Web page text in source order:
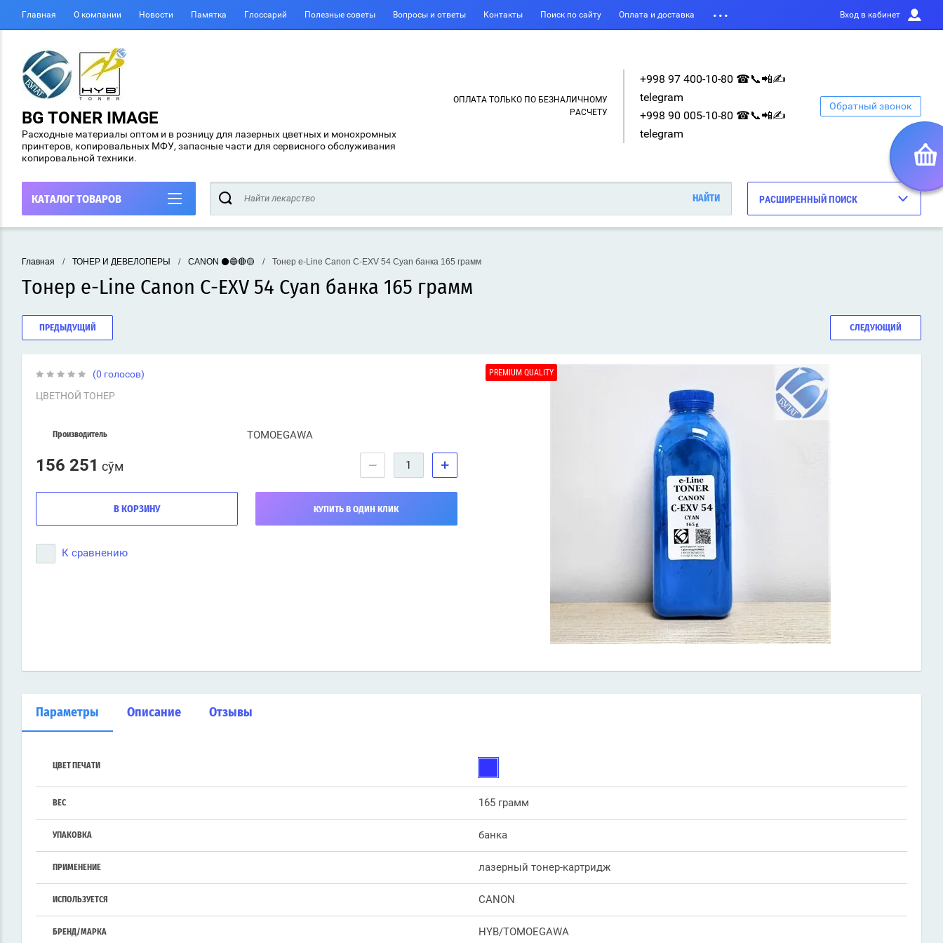
Главная О компании Новости Памятка Глоссарий Полезные советы Вопросы и ответы Контакты Поиск по сайту Оплата и доставка Вход в кабинет
BG TONER IMAGE
Расходные материалы оптом и в розницу для лазерных цветных и монохромных
принтеров, копировальных МФУ, запасные части для сервисного обслуживания
копировальной техники.
ОПЛАТА ТОЛЬКО ПО БЕЗНАЛИЧНОМУ
РАСЧЕТУ
+998 97 400-10-80 ☎📞📲✍
telegram
+998 90 005-10-80 ☎📞📲✍
telegram
Обратный звонок
КАТАЛОГ ТОВАРОВ РАСШИРЕННЫЙ ПОИСК
Главная / ТОНЕР И ДЕВЕЛОПЕРЫ / CANON ⚫🔵🔴🟡 / Тонер e-Line Canon C-EXV 54 Cyan банка 165 грамм
Тонер e-Line Canon C-EXV 54 Cyan банка 165 грамм
ПРЕДЫДУЩИЙ СЛЕДУЮЩИЙ
(0 голосов)
ЦВЕТНОЙ ТОНЕР
Производитель TOMOEGAWA
156 251 сўм − +
В КОРЗИНУ КУПИТЬ В ОДИН КЛИК
К сравнению
PREMIUM QUALITY
Параметры Описание Отзывы
ЦВЕТ ПЕЧАТИ
ВЕС 165 грамм
УПАКОВКА банка
ПРИМЕНЕНИЕ лазерный тонер-картридж
ИСПОЛЬЗУЕТСЯ CANON
БРЕНД/МАРКА HYB/TOMOEGAWA